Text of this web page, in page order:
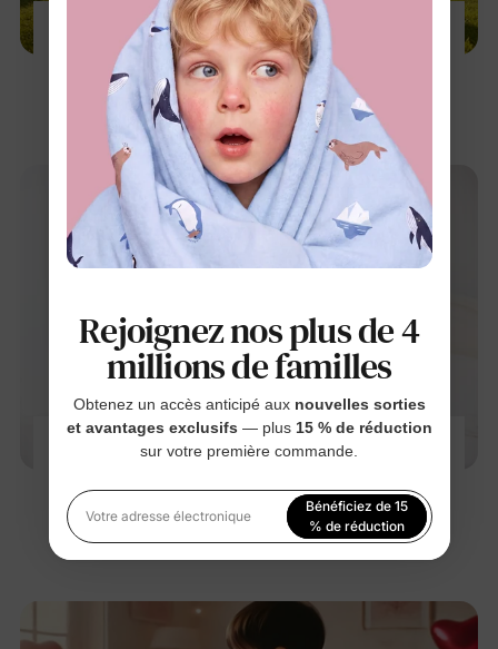
100 Activités d’été gratuites pour enfants à la
maison (Aucun budget nécessaire)
11 mars 2026
Meilleurs pyjamas de Noël 2026 pour enfants
et kids
30 janv. 2026
Rejoignez nos plus de 4
millions de familles
Obtenez un accès anticipé aux nouvelles sorties
et avantages exclusifs — plus 15 % de réduction
sur votre première commande.
Votre adresse électronique
Bénéficiez de 15
% de réduction